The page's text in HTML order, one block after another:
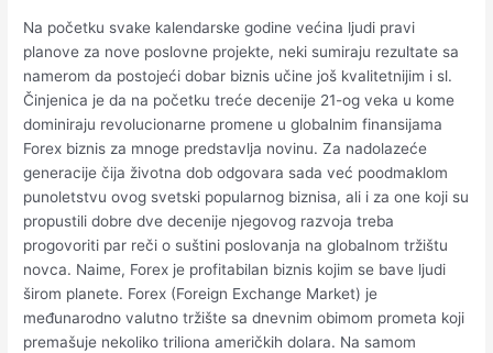
Na početku svake kalendarske godine većina ljudi pravi
planove za nove poslovne projekte, neki sumiraju rezultate sa
namerom da postojeći dobar biznis učine još kvalitetnijim i sl.
Činjenica je da na početku treće decenije 21-og veka u kome
dominiraju revolucionarne promene u globalnim finansijama
Forex biznis za mnoge predstavlja novinu. Za nadolazeće
generacije čija životna dob odgovara sada već poodmaklom
punoletstvu ovog svetski popularnog biznisa, ali i za one koji su
propustili dobre dve decenije njegovog razvoja treba
progovoriti par reči o suštini poslovanja na globalnom tržištu
novca. Naime, Forex je profitabilan biznis kojim se bave ljudi
širom planete. Forex (Foreign Exchange Market) je
međunarodno valutno tržište sa dnevnim obimom prometa koji
premašuje nekoliko triliona američkih dolara. Na samom